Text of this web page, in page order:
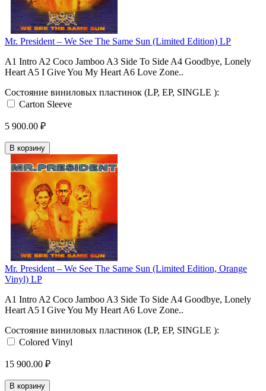
Mr. President ‎– We See The Same Sun (Limited Edition) LP
A1 Intro A2 Coco Jamboo A3 Side To Side A4 Goodbye, Lonely
Heart A5 I Give You My Heart A6 Love Zone..
Состояние виниловых пластинок (LP, EP, SINGLE ):
Carton Sleeve
5 900.00 ₽
В корзину
Mr. President ‎– We See The Same Sun (Limited Edition, Orange
Vinyl) LP
A1 Intro A2 Coco Jamboo A3 Side To Side A4 Goodbye, Lonely
Heart A5 I Give You My Heart A6 Love Zone..
Состояние виниловых пластинок (LP, EP, SINGLE ):
Colored Vinyl
15 900.00 ₽
В корзину